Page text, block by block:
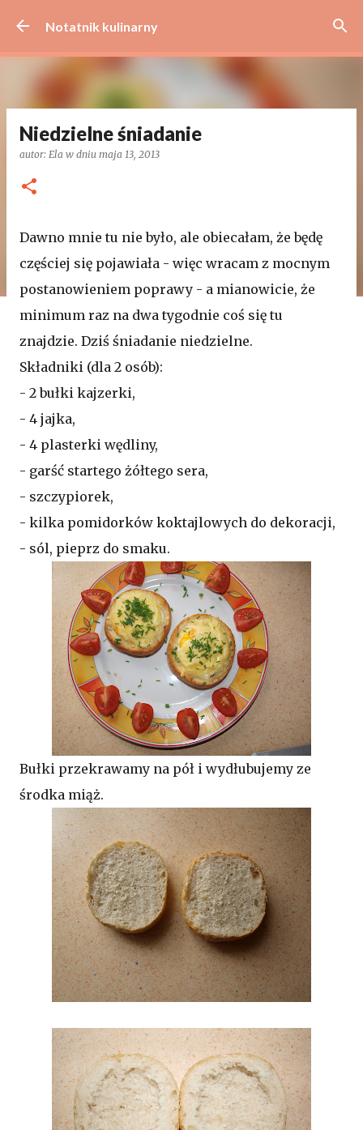
Przejdź do głównej zawartości
Notatnik kulinarny
Niedzielne śniadanie
autor: Ela w dniu maja 13, 2013
Dawno mnie tu nie było, ale obiecałam, że będę
częściej się pojawiała - więc wracam z mocnym
postanowieniem poprawy - a mianowicie, że
minimum raz na dwa tygodnie coś się tu
znajdzie. Dziś śniadanie niedzielne.
Składniki (dla 2 osób):
- 2 bułki kajzerki,
- 4 jajka,
- 4 plasterki wędliny,
- garść startego żółtego sera,
- szczypiorek,
- kilka pomidorków koktajlowych do dekoracji,
- sól, pieprz do smaku.
Bułki przekrawamy na pół i wydłubujemy ze
środka miąż.